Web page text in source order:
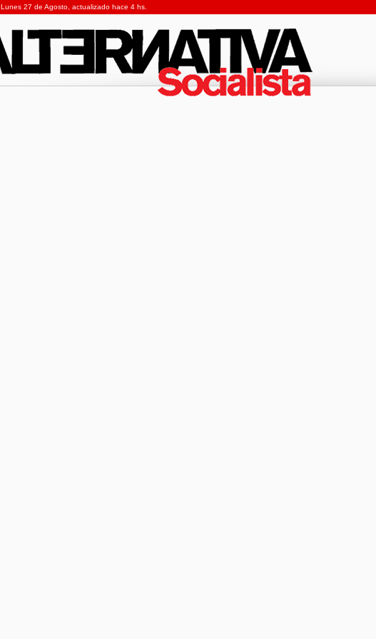
Lunes 27 de Agosto, actualizado hace 4 hs.